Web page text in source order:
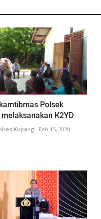
Polsek
K2YD
Kupang
Feb 15, 2020